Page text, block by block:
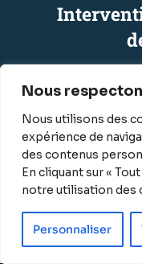
Nous
Nous utilisons des
expérience de
des contenus
En cliquant sur «
notre utilisation des
Personnaliser
Nos couvreurs à
Arènes,
Canal du Midi,
Purpan,
s’étend au-delà
Demandez un